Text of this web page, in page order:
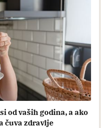
od vaših godina, a ako
čuva zdravlje